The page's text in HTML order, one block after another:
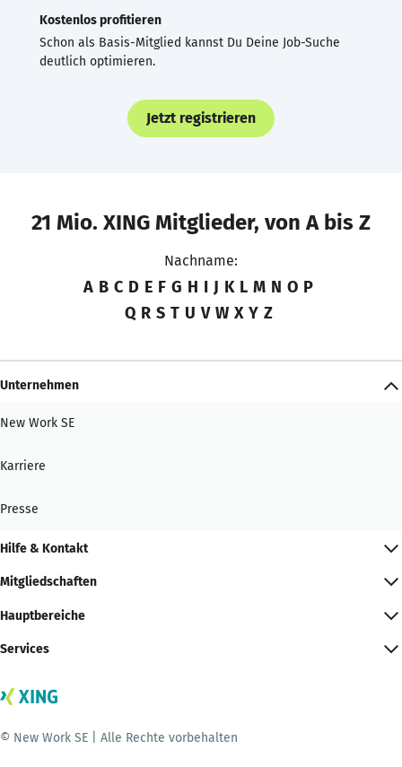
Kostenlos profitieren
Schon als Basis-Mitglied kannst Du Deine Job-Suche
deutlich optimieren.
Jetzt registrieren
21 Mio. XING Mitglieder, von A bis Z
Nachname:
A B C D E F G H I J K L M N O P
Q R S T U V W X Y Z
Unternehmen
New Work SE
Karriere
Presse
Hilfe & Kontakt
Mitgliedschaften
Hauptbereiche
Services
© New Work SE | Alle Rechte vorbehalten